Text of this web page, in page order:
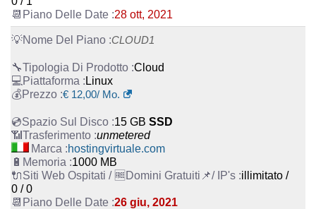
28 ott, 2021
CLOUD1
Cloud
Linux
€ 12,00/ Mo.
15 GB SSD
unmetered
hostingvirtuale.com
1000 MB
illimitato /
0 / 0
26 giu, 2021